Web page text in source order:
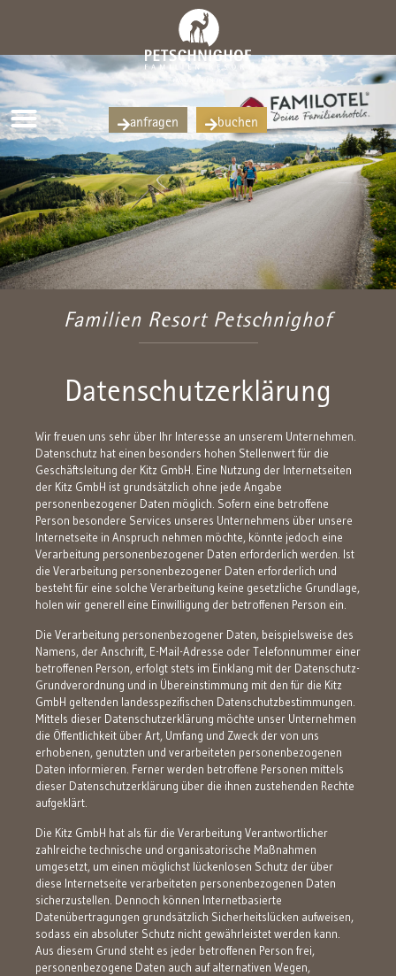
anfragen buchen
Familien Resort Petschnighof
Datenschutzerklärung
Wir freuen uns sehr über Ihr Interesse an unserem Unternehmen.
Datenschutz hat einen besonders hohen Stellenwert für die
Geschäftsleitung der Kitz GmbH. Eine Nutzung der Internetseiten
der Kitz GmbH ist grundsätzlich ohne jede Angabe
personenbezogener Daten möglich. Sofern eine betroffene
Person besondere Services unseres Unternehmens über unsere
Internetseite in Anspruch nehmen möchte, könnte jedoch eine
Verarbeitung personenbezogener Daten erforderlich werden. Ist
die Verarbeitung personenbezogener Daten erforderlich und
besteht für eine solche Verarbeitung keine gesetzliche Grundlage,
holen wir generell eine Einwilligung der betroffenen Person ein.
Die Verarbeitung personenbezogener Daten, beispielsweise des
Namens, der Anschrift, E-Mail-Adresse oder Telefonnummer einer
betroffenen Person, erfolgt stets im Einklang mit der Datenschutz-
Grundverordnung und in Übereinstimmung mit den für die Kitz
GmbH geltenden landesspezifischen Datenschutzbestimmungen.
Mittels dieser Datenschutzerklärung möchte unser Unternehmen
die Öffentlichkeit über Art, Umfang und Zweck der von uns
erhobenen, genutzten und verarbeiteten personenbezogenen
Daten informieren. Ferner werden betroffene Personen mittels
dieser Datenschutzerklärung über die ihnen zustehenden Rechte
aufgeklärt.
Die Kitz GmbH hat als für die Verarbeitung Verantwortlicher
zahlreiche technische und organisatorische Maßnahmen
umgesetzt, um einen möglichst lückenlosen Schutz der über
diese Internetseite verarbeiteten personenbezogenen Daten
sicherzustellen. Dennoch können Internetbasierte
Datenübertragungen grundsätzlich Sicherheitslücken aufweisen,
sodass ein absoluter Schutz nicht gewährleistet werden kann.
Aus diesem Grund steht es jeder betroffenen Person frei,
personenbezogene Daten auch auf alternativen Wegen,